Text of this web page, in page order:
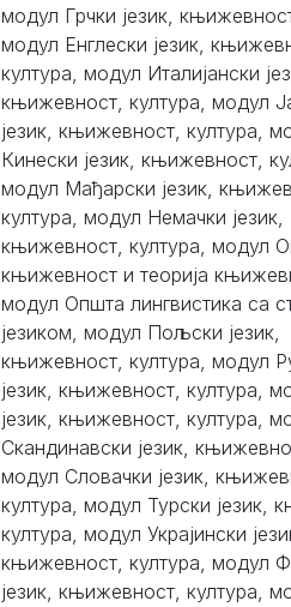
модул Грчки језик,
модул Енглески језик,
култура, модул Италијански
књижевност, култура, модул
језик, књижевност, култура,
Кинески језик, књижевност,
модул Мађарски језик,
култура, модул Немачки језик,
књижевност, култура, модул
књижевност и теорија
модул Општа лингвистика са
језиком, модул Пољски језик,
књижевност, култура, модул
језик, књижевност, култура,
језик, књижевност, култура,
Скандинавски језик,
модул Словачки језик,
култура, модул Турски језик,
култура, модул Украјински
књижевност, култура, модул
језик, књижевност, култура,